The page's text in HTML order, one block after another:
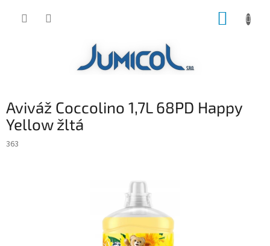
Aviváž Coccolino 1,7L 68PD Happy
Yellow žltá
363